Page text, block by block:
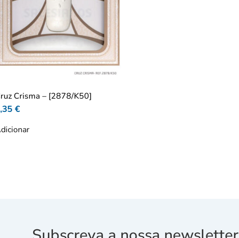
Crisma – [2878/K50]
€